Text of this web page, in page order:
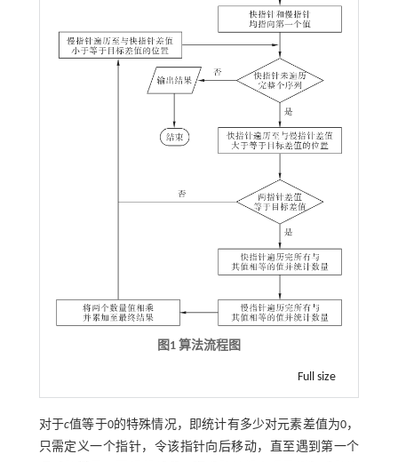
图1 算法流程图
Full size
对于c值等于0的特殊情况，即统计有多少对元素差值为0，
只需定义一个指针，令该指针向后移动，直至遇到第一个